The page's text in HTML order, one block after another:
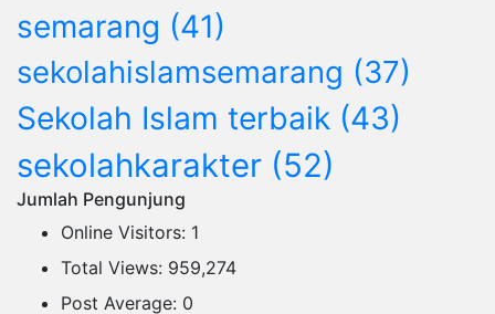
semarang (41)
sekolahislamsemarang (37)
Sekolah Islam terbaik (43)
sekolahkarakter (52)
Jumlah Pengunjung
Online Visitors: 1
Total Views: 959,274
Post Average: 0